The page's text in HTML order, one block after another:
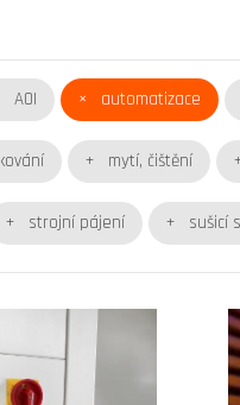
AOI automatizace
mytí, čištění
strojní pájení sušicí